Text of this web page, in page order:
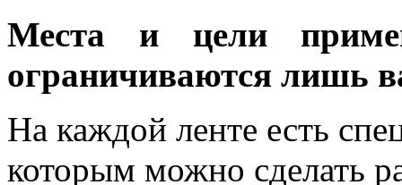
Места и цели
ограничиваются лишь
На каждой ленте есть
которым можно сделать